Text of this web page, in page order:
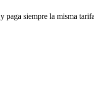
y paga siempre la misma